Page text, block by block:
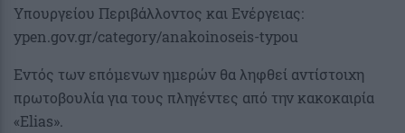
Υπουργείου Περιβάλλοντος και Ενέργειας:
ypen.gov.gr/category/anakoinoseis-typou
Εντός των επόμενων ημερών θα ληφθεί αντίστοιχη
πρωτοβουλία για τους πληγέντες από την κακοκαιρία
«Elias».